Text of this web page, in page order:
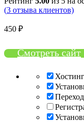
(3 отзыва клиентов)
450 ₽
Смотреть сайт